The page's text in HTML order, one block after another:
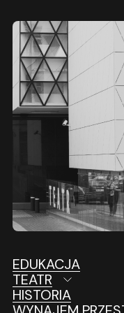
EDUKACJA
TEATR
HISTORIA